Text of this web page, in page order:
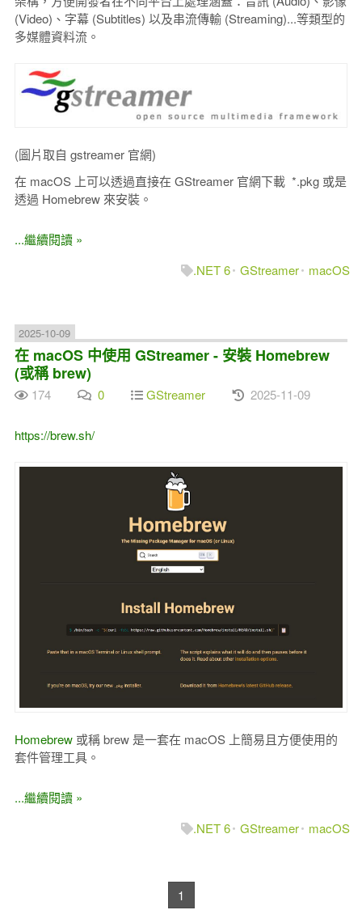
(Video)、字幕 (Subtitles) 以及串流傳輸 (Streaming)...等類型的
多媒體資料流。
(圖片取自 gstreamer 官網)
在 macOS 上可以透過直接在 GStreamer 官網下載 *.pkg 或是
透過 Homebrew 來安裝。
...繼續閱讀 »
.NET 6 GStreamer macOS
2025-10-09
在 macOS 中使用 GStreamer - 安裝 Homebrew
(或稱 brew)
174 0 GStreamer 2025-11-09
https://brew.sh/
Homebrew或稱 brew 是一套在 macOS 上簡易且方便使用的
套件管理工具。
...繼續閱讀 »
.NET 6 GStreamer macOS
1